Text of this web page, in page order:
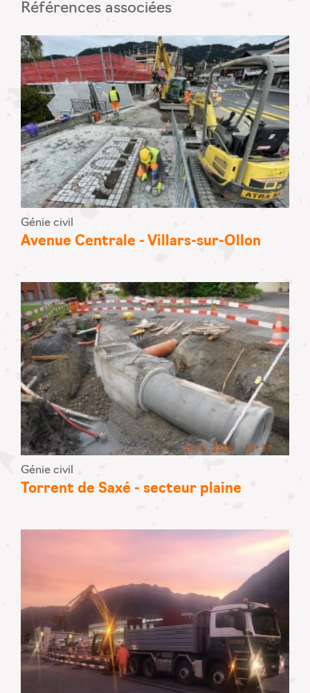
Références associées
Génie civil
Avenue Centrale - Villars-sur-Ollon
Génie civil
Torrent de Saxé - secteur plaine